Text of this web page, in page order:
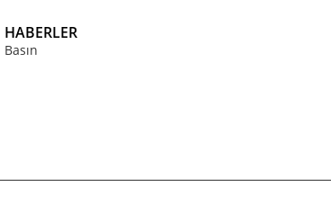
HABERLER
Basın